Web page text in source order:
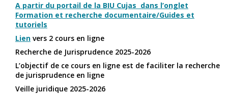
A partir du portail de la BIU Cujas dans l’onglet
Formation et recherche documentaire/Guides et
tutoriels
Lien vers 2 cours en ligne
Recherche de Jurisprudence 2025-2026
L’objectif de ce cours en ligne est de faciliter la recherche
de jurisprudence en ligne
Veille juridique 2025-2026